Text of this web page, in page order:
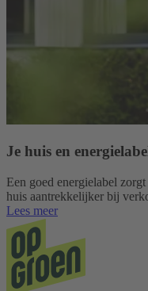
Je huis en
Een goed energielabel
huis aantrekkelijker bij
Lees meer